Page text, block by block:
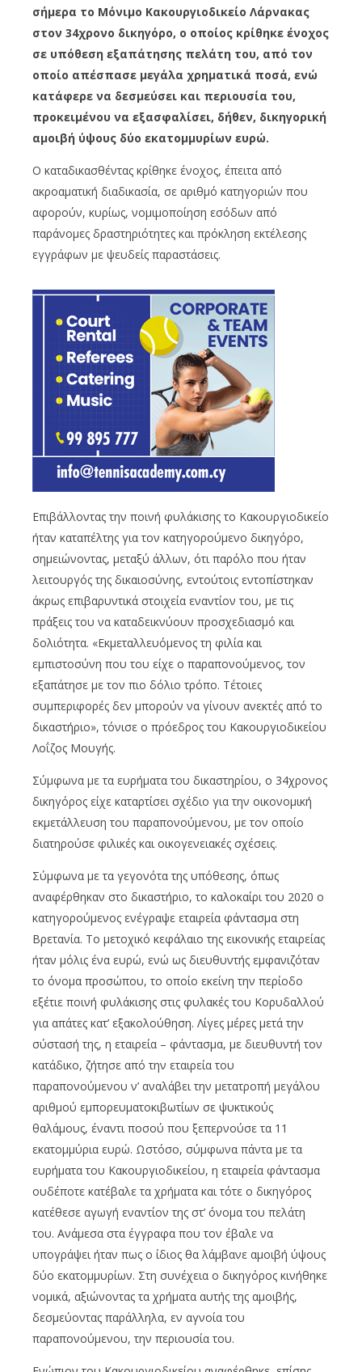
σήμερα το Μόνιμο Κακουργιοδικείο Λάρνακας
στον 34χρονο δικηγόρο, ο οποίος κρίθηκε ένοχος
σε υπόθεση εξαπάτησης πελάτη του, από τον
οποίο απέσπασε μεγάλα χρηματικά ποσά, ενώ
κατάφερε να δεσμεύσει και περιουσία του,
προκειμένου να εξασφαλίσει, δήθεν, δικηγορική
αμοιβή ύψους δύο εκατομμυρίων ευρώ.
Ο καταδικασθέντας κρίθηκε ένοχος, έπειτα από
ακροαματική διαδικασία, σε αριθμό κατηγοριών που
αφορούν, κυρίως, νομιμοποίηση εσόδων από
παράνομες δραστηριότητες και πρόκληση εκτέλεσης
εγγράφων με ψευδείς παραστάσεις.
Επιβάλλοντας την ποινή φυλάκισης το Κακουργιοδικείο
ήταν καταπέλτης για τον κατηγορούμενο δικηγόρο,
σημειώνοντας, μεταξύ άλλων, ότι παρόλο που ήταν
λειτουργός της δικαιοσύνης, εντούτοις εντοπίστηκαν
άκρως επιβαρυντικά στοιχεία εναντίον του, με τις
πράξεις του να καταδεικνύουν προσχεδιασμό και
δολιότητα. «Εκμεταλλευόμενος τη φιλία και
εμπιστοσύνη που του είχε ο παραπονούμενος, τον
εξαπάτησε με τον πιο δόλιο τρόπο. Τέτοιες
συμπεριφορές δεν μπορούν να γίνουν ανεκτές από το
δικαστήριο», τόνισε ο πρόεδρος του Κακουργιοδικείου
Λοΐζος Μουγής.
Σύμφωνα με τα ευρήματα του δικαστηρίου, ο 34χρονος
δικηγόρος είχε καταρτίσει σχέδιο για την οικονομική
εκμετάλλευση του παραπονούμενου, με τον οποίο
διατηρούσε φιλικές και οικογενειακές σχέσεις.
Σύμφωνα με τα γεγονότα της υπόθεσης, όπως
αναφέρθηκαν στο δικαστήριο, το καλοκαίρι του 2020 ο
κατηγορούμενος ενέγραψε εταιρεία φάντασμα στη
Βρετανία. Το μετοχικό κεφάλαιο της εικονικής εταιρείας
ήταν μόλις ένα ευρώ, ενώ ως διευθυντής εμφανιζόταν
το όνομα προσώπου, το οποίο εκείνη την περίοδο
εξέτιε ποινή φυλάκισης στις φυλακές του Κορυδαλλού
για απάτες κατ’ εξακολούθηση. Λίγες μέρες μετά την
σύστασή της, η εταιρεία – φάντασμα, με διευθυντή τον
κατάδικο, ζήτησε από την εταιρεία του
παραπονούμενου ν’ αναλάβει την μετατροπή μεγάλου
αριθμού εμπορευματοκιβωτίων σε ψυκτικούς
θαλάμους, έναντι ποσού που ξεπερνούσε τα 11
εκατομμύρια ευρώ. Ωστόσο, σύμφωνα πάντα με τα
ευρήματα του Κακουργιοδικείου, η εταιρεία φάντασμα
ουδέποτε κατέβαλε τα χρήματα και τότε ο δικηγόρος
κατέθεσε αγωγή εναντίον της στ’ όνομα του πελάτη
του. Ανάμεσα στα έγγραφα που τον έβαλε να
υπογράψει ήταν πως ο ίδιος θα λάμβανε αμοιβή ύψους
δύο εκατομμυρίων. Στη συνέχεια ο δικηγόρος κινήθηκε
νομικά, αξιώνοντας τα χρήματα αυτής της αμοιβής,
δεσμεύοντας παράλληλα, εν αγνοία του
παραπονούμενου, την περιουσία του.